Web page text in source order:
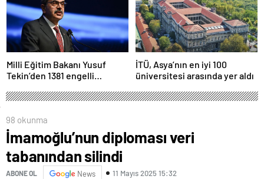
Milli Eğitim Bakanı Yusuf
Tekin’den 1381 engelli
paylaşım
İTÜ, Asya’nın en iyi 100
üniversitesi arasında yer aldı
98 okunma
İmamoğlu’nun diploması veri
tabanından silindi
ABONE OL News 11 Mayıs 2025 15:32